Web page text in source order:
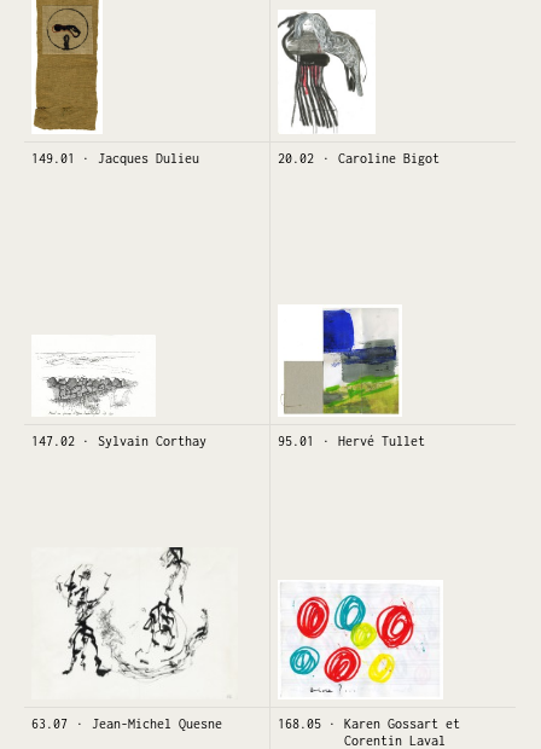
149.01 Jacques Dulieu 20.02 Caroline Bigot
147.02 Sylvain Corthay 95.01 Hervé Tullet
63.07 Jean-Michel Quesne 168.05
Karen Gossart et
Corentin Laval